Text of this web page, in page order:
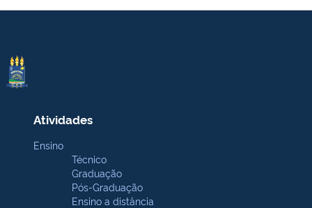
Atividades
Ensino
Técnico
Graduação
Pós-Graduação
Ensino a distância